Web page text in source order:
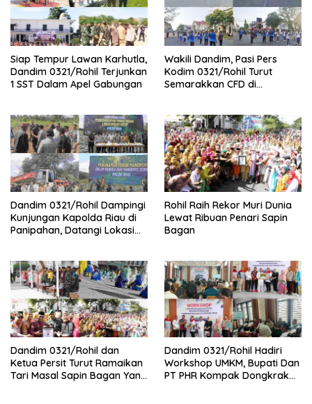
Siap Tempur Lawan Karhutla,
Dandim 0321/Rohil Terjunkan
1 SST Dalam Apel Gabungan
Wakili Dandim, Pasi Pers
Kodim 0321/Rohil Turut
Semarakkan CFD di
Dandim 0321/Rohil Dampingi
Kunjungan Kapolda Riau di
Panipahan, Datangi Lokasi
Rohil Raih Rekor Muri Dunia
Lewat Ribuan Penari Sapin
Bagan
Dandim 0321/Rohil dan
Ketua Persit Turut Ramaikan
Tari Masal Sapin Bagan Yang
Dandim 0321/Rohil Hadiri
Workshop UMKM, Bupati Dan
PT PHR Kompak Dongkrak